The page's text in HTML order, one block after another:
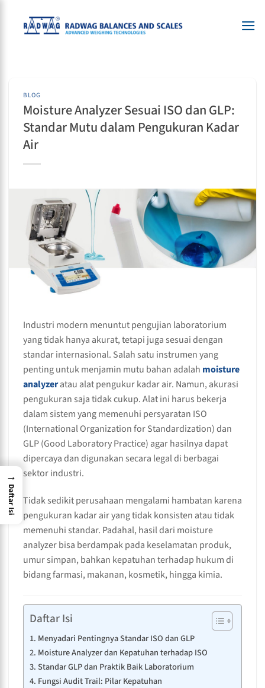
content
BLOG
Moisture Analyzer Sesuai ISO dan GLP:
Standar Mutu dalam Pengukuran Kadar
Air
Industri modern menuntut pengujian laboratorium
yang tidak hanya akurat, tetapi juga sesuai dengan
standar internasional. Salah satu instrumen yang
penting untuk menjamin mutu bahan adalah moisture
analyzeratau alat pengukur kadar air. Namun, akurasi
pengukuran saja tidak cukup. Alat ini harus bekerja
dalam sistem yang memenuhi persyaratan ISO
(International Organization for Standardization) dan
GLP (Good Laboratory Practice) agar hasilnya dapat
dipercaya dan digunakan secara legal di berbagai
sektor industri.
Tidak sedikit perusahaan mengalami hambatan karena
pengukuran kadar air yang tidak konsisten atau tidak
memenuhi standar. Padahal, hasil dari moisture
analyzer bisa berdampak pada keselamatan produk,
umur simpan, bahkan kepatuhan terhadap hukum di
bidang farmasi, makanan, kosmetik, hingga kimia.
Daftar Isi
Menyadari Pentingnya Standar ISO dan GLP
Moisture Analyzer dan Kepatuhan terhadap ISO
Standar GLP dan Praktik Baik Laboratorium
Fungsi Audit Trail: Pilar Kepatuhan
→
Daftar Isi